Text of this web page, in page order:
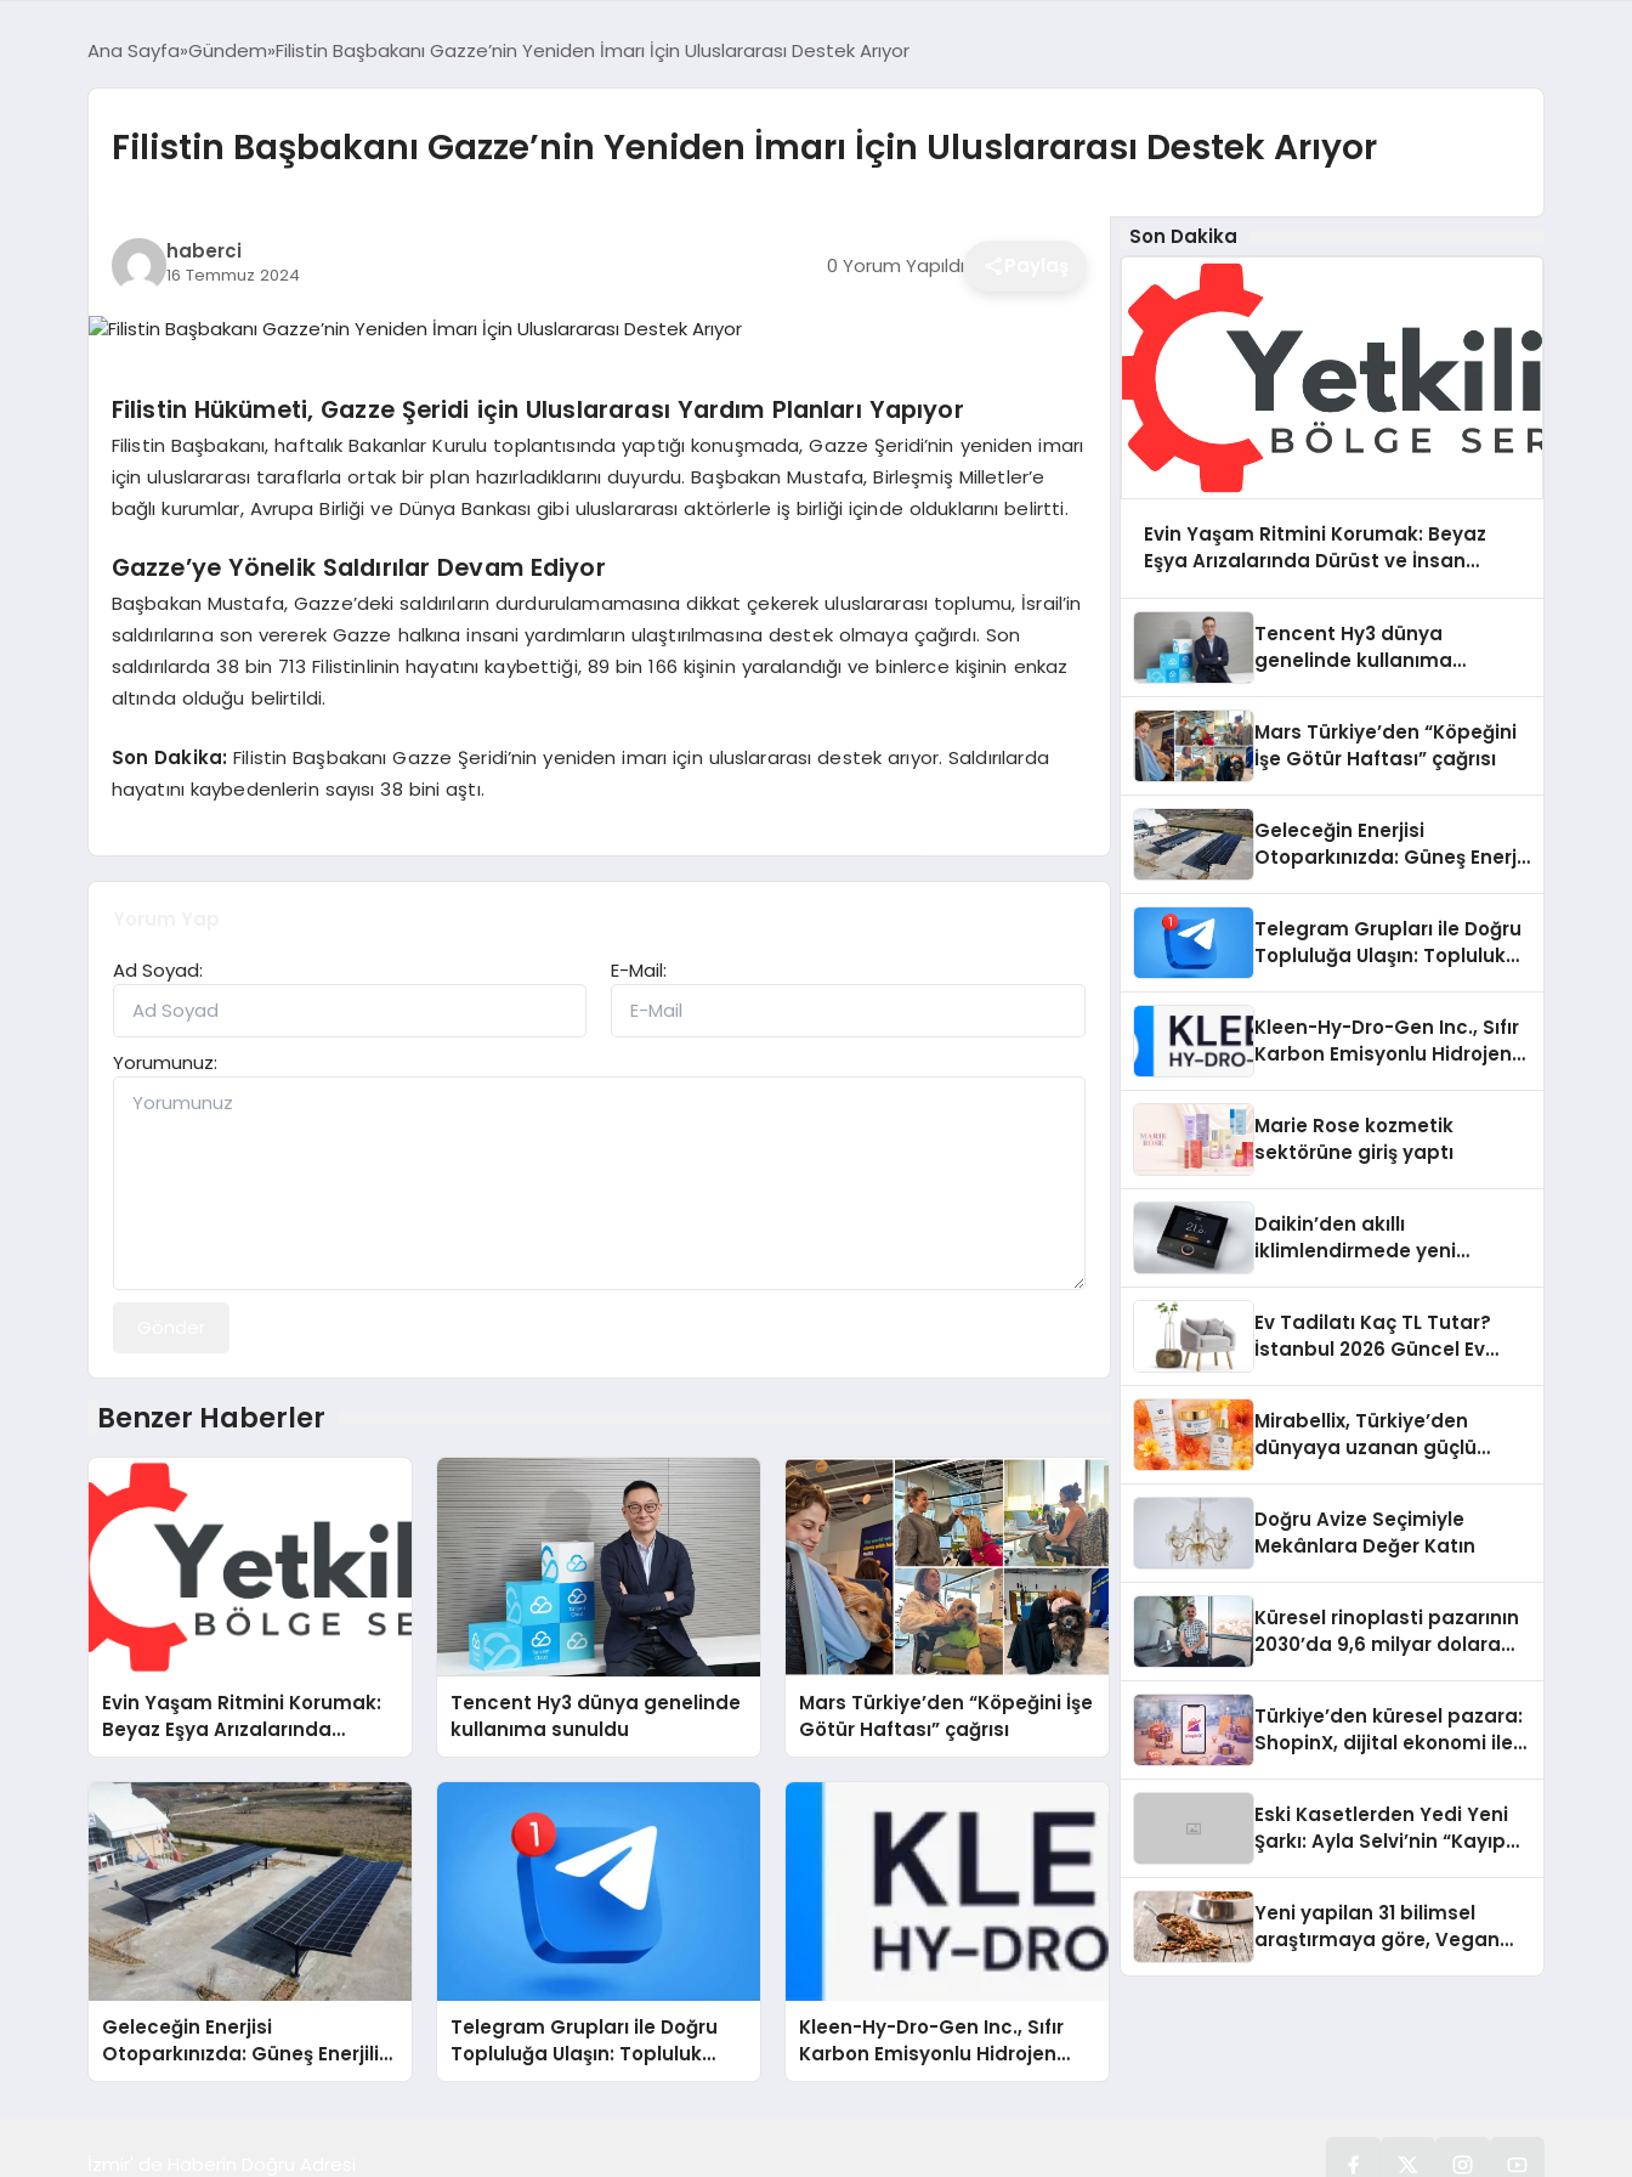
Ana Sayfa Gündem Filistin Başbakanı Gazze’nin Yeniden İmarı İçin Uluslararası Destek Arıyor
Filistin Başbakanı Gazze’nin Yeniden İmarı İçin Uluslararası Destek Arıyor
haberci
16 Temmuz 2024 0 Yorum Yapıldı
Filistin Hükümeti, Gazze Şeridi için Uluslararası Yardım Planları Yapıyor
Filistin Başbakanı, haftalık Bakanlar Kurulu toplantısında yaptığı konuşmada, Gazze Şeridi’nin yeniden imarı
için uluslararası taraflarla ortak bir plan hazırladıklarını duyurdu. Başbakan Mustafa, Birleşmiş Milletler’e
bağlı kurumlar, Avrupa Birliği ve Dünya Bankası gibi uluslararası aktörlerle iş birliği içinde olduklarını belirtti.
Gazze’ye Yönelik Saldırılar Devam Ediyor
Başbakan Mustafa, Gazze’deki saldırıların durdurulamamasına dikkat çekerek uluslararası toplumu, İsrail’in
saldırılarına son vererek Gazze halkına insani yardımların ulaştırılmasına destek olmaya çağırdı. Son
saldırılarda 38 bin 713 Filistinlinin hayatını kaybettiği, 89 bin 166 kişinin yaralandığı ve binlerce kişinin enkaz
altında olduğu belirtildi.
Son Dakika:Filistin Başbakanı Gazze Şeridi’nin yeniden imarı için uluslararası destek arıyor. Saldırılarda
hayatını kaybedenlerin sayısı 38 bini aştı.
Ad Soyad:
E-Mail:
Yorumunuz:
Benzer Haberler
Evin Yaşam Ritmini Korumak:
Beyaz Eşya Arızalarında
Dürüst ve İnsan Odaklı Destek
Tencent Hy3 dünya genelinde
kullanıma sunuldu
Mars Türkiye’den “Köpeğini İşe
Götür Haftası” çağrısı
Geleceğin Enerjisi
Otoparkınızda: Güneş Enerjili
Carport (Solar Otopark)
Telegram Grupları ile Doğru
Topluluğa Ulaşın: Topluluk
Büyütmek İsteyenlere
Kleen-Hy-Dro-Gen Inc., Sıfır
Karbon Emisyonlu Hidrojen
Isıtma Teknolojisinde ISO ve
Son Dakika
Evin Yaşam Ritmini Korumak: Beyaz
Eşya Arızalarında Dürüst ve İnsan
Tencent Hy3 dünya
genelinde kullanıma
Mars Türkiye’den “Köpeğini
İşe Götür Haftası” çağrısı
Geleceğin Enerjisi
Otoparkınızda: Güneş Enerjili
Telegram Grupları ile Doğru
Topluluğa Ulaşın: Topluluk
Kleen-Hy-Dro-Gen Inc., Sıfır
Karbon Emisyonlu Hidrojen
Aldı
Marie Rose kozmetik
sektörüne giriş yaptı
Daikin’den akıllı
iklimlendirmede yeni
Ev Tadilatı Kaç TL Tutar?
İstanbul 2026 Güncel Ev
Mirabellix, Türkiye’den
dünyaya uzanan güçlü
Doğru Avize Seçimiyle
Mekânlara Değer Katın
Küresel rinoplasti pazarının
2030’da 9,6 milyar dolara
Türkiye’den küresel pazara:
ShopinX, dijital ekonomi ile
Eski Kasetlerden Yedi Yeni
Şarkı: Ayla Selvi’nin “Kayıp
Yeni yapilan 31 bilimsel
araştırmaya göre, Vegan